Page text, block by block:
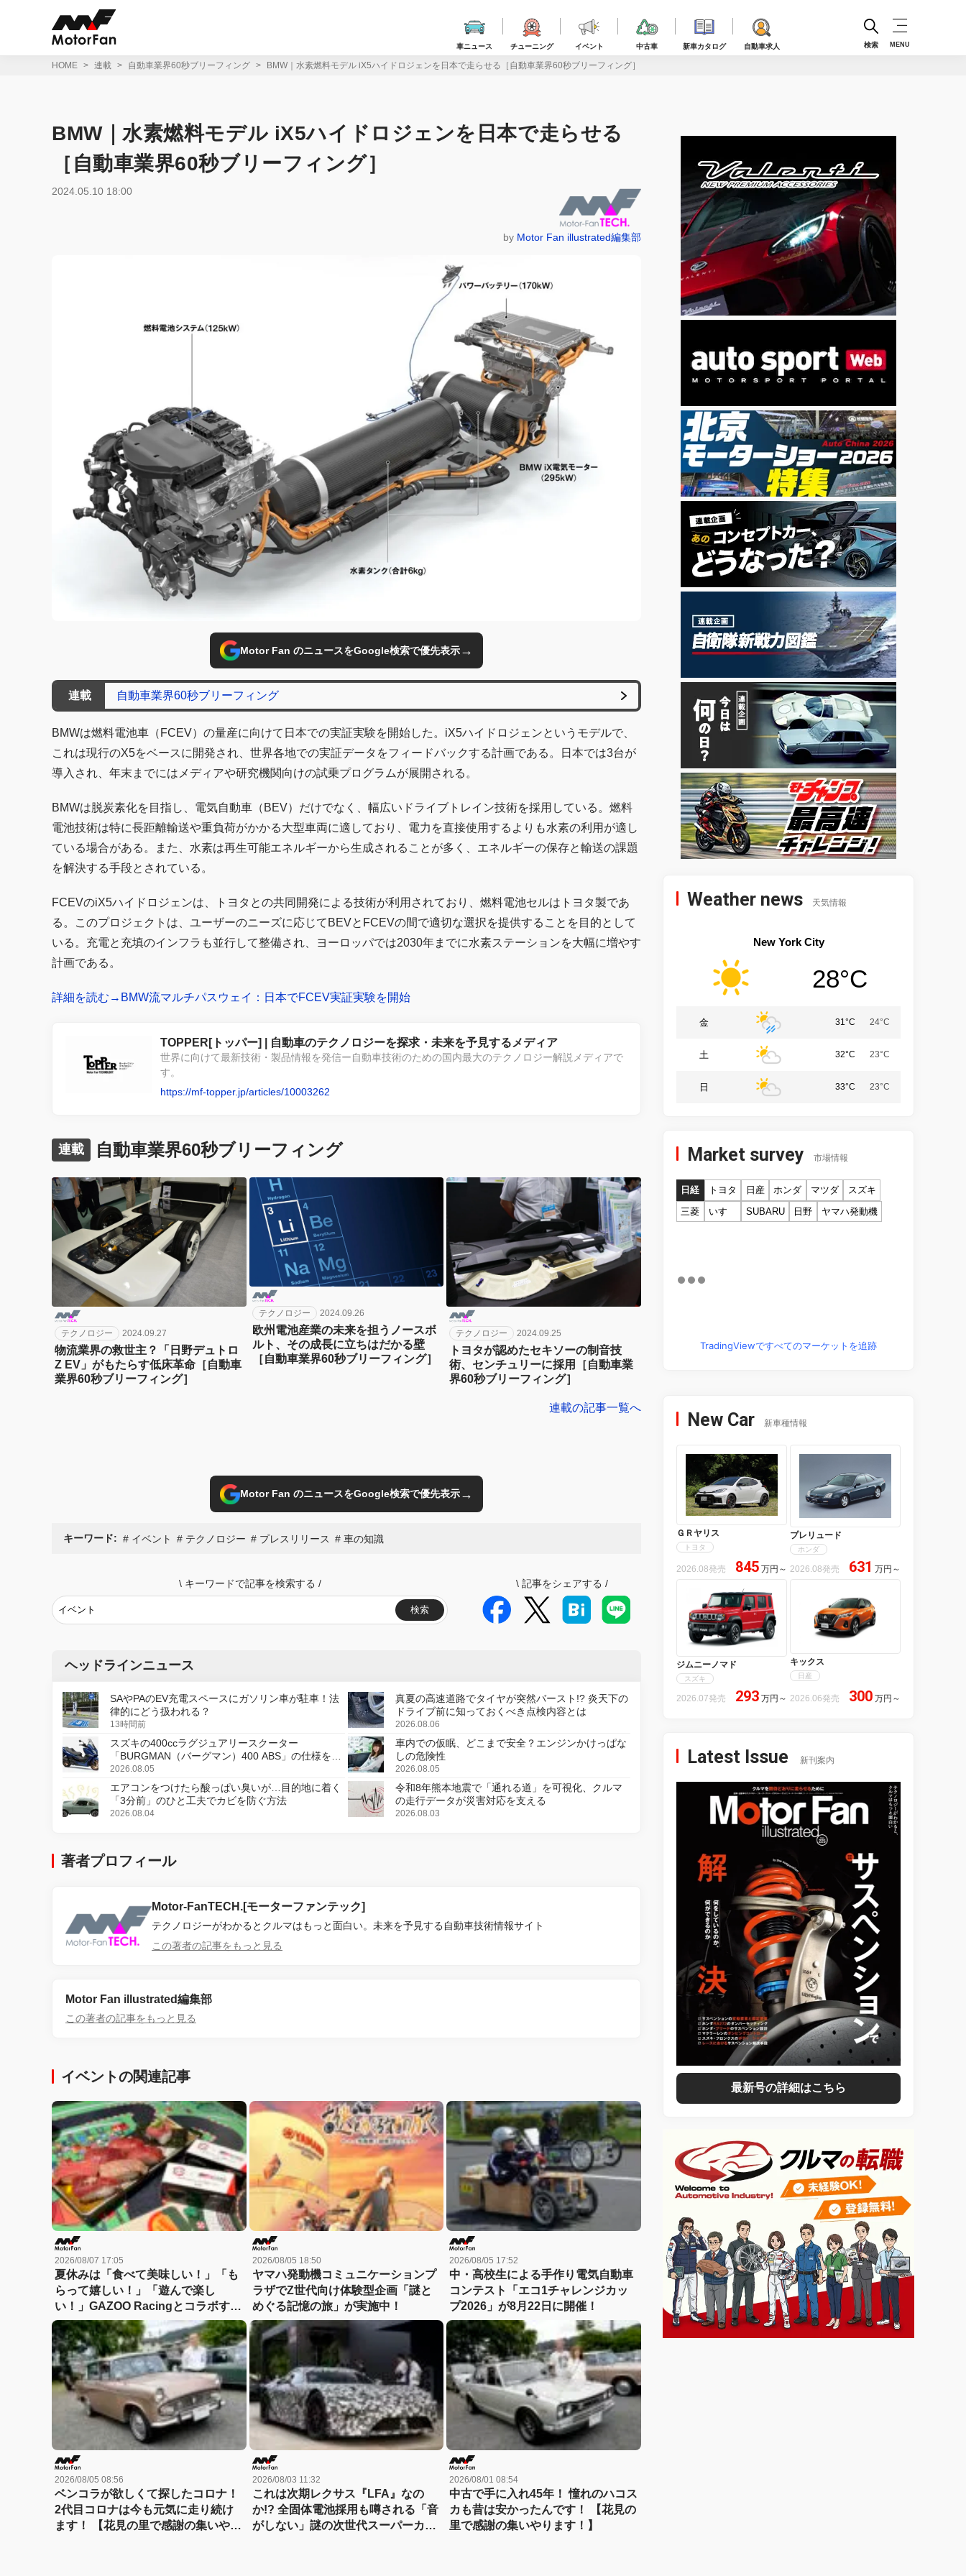
車ニュース チューニング イベント 中古車 新車カタログ 自動車求人 検索 MENU
HOME 連載 自動車業界60秒ブリーフィング BMW｜水素燃料モデル iX5ハイドロジェンを日本で走らせる［自動車業界60秒ブリーフィング］
BMW｜水素燃料モデル iX5ハイドロジェンを日本で走らせる
［自動車業界60秒ブリーフィング］
2024.05.10 18:00
by Motor Fan illustrated編集部
Motor Fan のニュースをGoogle検索で優先表示→
連載 自動車業界60秒ブリーフィング
BMWは燃料電池車（FCEV）の量産に向けて日本での実証実験を開始した。iX5ハイドロジェンというモデルで、
これは現行のX5をベースに開発され、世界各地での実証データをフィードバックする計画である。日本では3台が
導入され、年末までにはメディアや研究機関向けの試乗プログラムが展開される。
BMWは脱炭素化を目指し、電気自動車（BEV）だけでなく、幅広いドライブトレイン技術を採用している。燃料
電池技術は特に長距離輸送や重負荷がかかる大型車両に適しており、電力を直接使用するよりも水素の利用が適し
ている場合がある。また、水素は再生可能エネルギーから生成されることが多く、エネルギーの保存と輸送の課題
を解決する手段とされている。
FCEVのiX5ハイドロジェンは、トヨタとの共同開発による技術が利用されており、燃料電池セルはトヨタ製であ
る。このプロジェクトは、ユーザーのニーズに応じてBEVとFCEVの間で適切な選択を提供することを目的として
いる。充電と充填のインフラも並行して整備され、ヨーロッパでは2030年までに水素ステーションを大幅に増やす
計画である。
詳細を読む→BMW流マルチパスウェイ：日本でFCEV実証実験を開始
TOPPER[トッパー] | 自動車のテクノロジーを探求・未来を予見するメディア
世界に向けて最新技術・製品情報を発信ー自動車技術のための国内最大のテクノロジー解説メディアで
す。
https://mf-topper.jp/articles/10003262
連載 自動車業界60秒ブリーフィング
テクノロジー 2024.09.27
物流業界の救世主？「日野デュトロ
Z EV」がもたらす低床革命［自動車
業界60秒ブリーフィング］
テクノロジー 2024.09.26
欧州電池産業の未来を担うノースボ
ルト、その成長に立ちはだかる壁
［自動車業界60秒ブリーフィング］
テクノロジー 2024.09.25
トヨタが認めたセキソーの制音技
術、センチュリーに採用［自動車業
界60秒ブリーフィング］
連載の記事一覧へ
Motor Fan のニュースをGoogle検索で優先表示→
キーワード: イベント テクノロジー プレスリリース 車の知識
\ キーワードで記事を検索する /
検索
\ 記事をシェアする /
ヘッドラインニュース
SAやPAのEV充電スペースにガソリン車が駐車！法
律的にどう扱われる？
13時間前
真夏の高速道路でタイヤが突然バースト!? 炎天下の
ドライブ前に知っておくべき点検内容とは
2026.08.06
スズキの400ccラグジュアリースクーター
「BURGMAN（バーグマン）400 ABS」の仕様を変
更し、8月18日に発売
2026.08.05
車内での仮眠、どこまで安全？エンジンかけっぱな
しの危険性
2026.08.05
エアコンをつけたら酸っぱい臭いが…目的地に着く
「3分前」のひと工夫でカビを防ぐ方法
2026.08.04
令和8年熊本地震で「通れる道」を可視化、クルマ
の走行データが災害対応を支える
2026.08.03
著者プロフィール
Motor-FanTECH.[モーターファンテック]
テクノロジーがわかるとクルマはもっと面白い。未来を予見する自動車技術情報サイト
この著者の記事をもっと見る
Motor Fan illustrated編集部
この著者の記事をもっと見る
イベントの関連記事
2026/08/07 17:05
夏休みは「食べて美味しい！」「も
らって嬉しい！」「遊んで楽し
い！」GAZOO Racingとコラボする
スシローへGO！
2026/08/05 18:50
ヤマハ発動機コミュニケーションプ
ラザでZ世代向け体験型企画「謎と
めぐる記憶の旅」が実施中！
2026/08/05 17:52
中・高校生による手作り電気自動車
コンテスト「エコ1チャレンジカッ
プ2026」が8月22日に開催！
2026/08/05 08:56
ベンコラが欲しくて探したコロナ！
2代目コロナは今も元気に走り続け
ます！ 【花見の里で感謝の集いやり
2026/08/03 11:32
これは次期レクサス『LFA』なの
か!? 全固体電池採用も噂される「音
がしない」謎の次世代スーパーカー
2026/08/01 08:54
中古で手に入れ45年！ 憧れのハコス
カも昔は安かったんです！ 【花見の
里で感謝の集いやります！】
Weather news 天気情報
New York City
28°C
金 31°C 24°C
土 32°C 23°C
日 33°C 23°C
Market survey 市場情報
日経 トヨタ 日産 ホンダ マツダ
スズキ
三菱
いすゞ SUBARU 日野 ヤマハ発動機
TradingViewですべてのマーケットを追跡
New Car 新車種情報
ＧＲヤリス
トヨタ
2026.08発売 845 万円 ～
プレリュード
ホンダ
2026.08発売 631 万円 ～
ジムニーノマド
スズキ
2026.07発売 293 万円 ～
キックス
日産
2026.06発売 300 万円 ～
Latest Issue 新刊案内
最新号の詳細はこちら